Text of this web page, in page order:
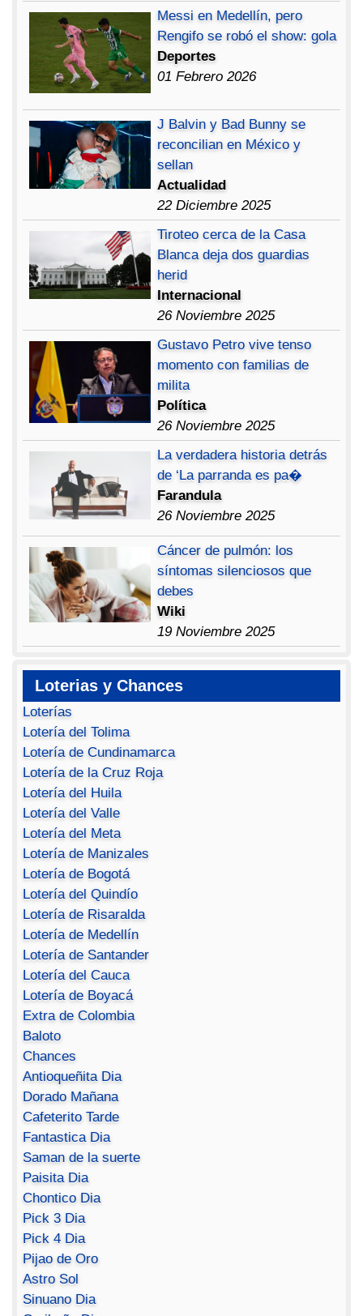
Messi en Medellín, pero
Rengifo se robó el show: gola
Deportes
01 Febrero 2026
J Balvin y Bad Bunny se
reconcilian en México y
sellan
Actualidad
22 Diciembre 2025
Tiroteo cerca de la Casa
Blanca deja dos guardias
herid
Internacional
26 Noviembre 2025
Gustavo Petro vive tenso
momento con familias de
milita
Política
26 Noviembre 2025
La verdadera historia detrás
de ‘La parranda es pa�
Farandula
26 Noviembre 2025
Cáncer de pulmón: los
síntomas silenciosos que
debes
Wiki
19 Noviembre 2025
Loterias y Chances
Loterías
Lotería del Tolima
Lotería de Cundinamarca
Lotería de la Cruz Roja
Lotería del Huila
Lotería del Valle
Lotería del Meta
Lotería de Manizales
Lotería de Bogotá
Lotería del Quindío
Lotería de Risaralda
Lotería de Medellín
Lotería de Santander
Lotería del Cauca
Lotería de Boyacá
Extra de Colombia
Baloto
Chances
Antioqueñita Dia
Dorado Mañana
Cafeterito Tarde
Fantastica Dia
Saman de la suerte
Paisita Dia
Chontico Dia
Pick 3 Dia
Pick 4 Dia
Pijao de Oro
Astro Sol
Sinuano Dia